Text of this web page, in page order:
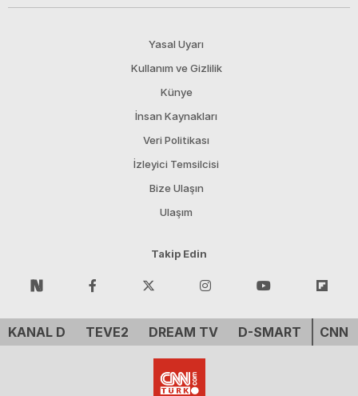
Yasal Uyarı
Kullanım ve Gizlilik
Künye
İnsan Kaynakları
Veri Politikası
İzleyici Temsilcisi
Bize Ulaşın
Ulaşım
Takip Edin
KANAL D TEVE2 DREAM TV D-SMART CNN